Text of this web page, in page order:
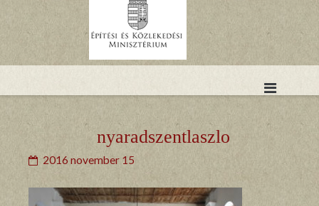
nyaradszentlaszlo
2016 november 15